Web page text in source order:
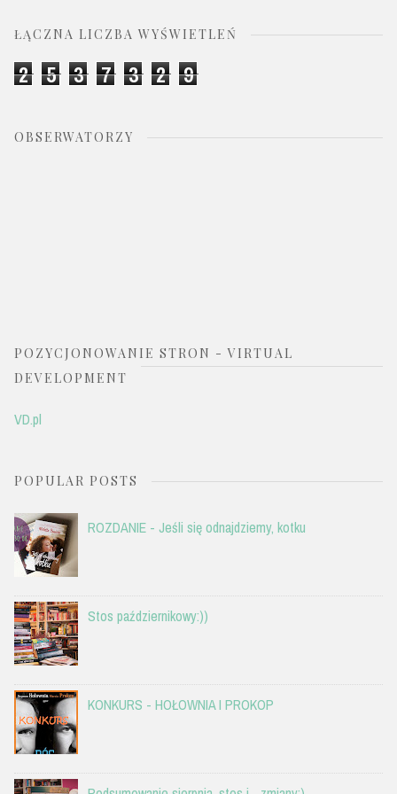
ŁĄCZNA LICZBA WYŚWIETLEŃ
2 5 3 7 3 2 9
OBSERWATORZY
POZYCJONOWANIE STRON - VIRTUAL
DEVELOPMENT
VD.pl
POPULAR POSTS
ROZDANIE - Jeśli się odnajdziemy, kotku
Stos październikowy:))
KONKURS - HOŁOWNIA I PROKOP